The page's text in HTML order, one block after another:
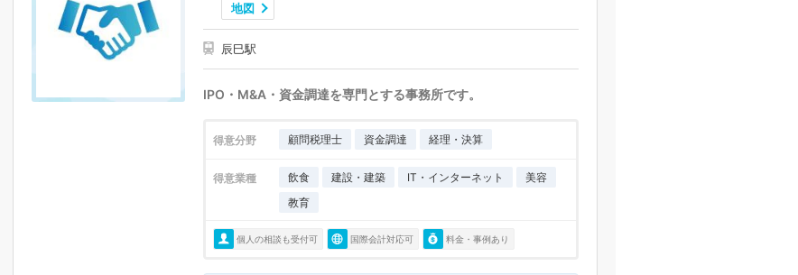
地図
辰巳駅
IPO・M&A・資金調達を専門とする事務所です。
得意分野 顧問税理士 資金調達 経理・決算
得意業種 飲食 建設・建築 IT・インターネット
美容
教育
個人の相談も受付可 国際会計対応可 料金・事例あり